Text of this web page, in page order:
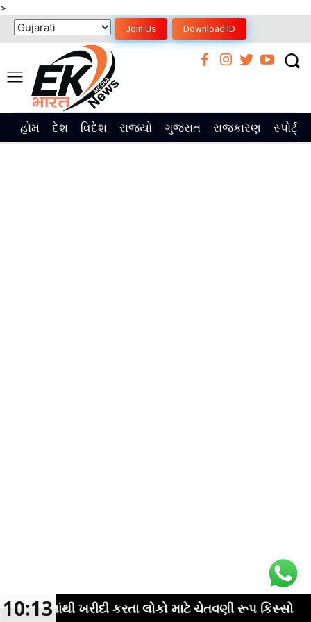
>
Join Us Download ID
હોમ દેશ વિદેશ રાજ્યો ગુજરાત રાજકારણ સ્પોર્ટ્સ
મોલ માંથી ખરીદી કરતા લોકો માટે ચેતવણી રૂપ કિસ્સો
10:13